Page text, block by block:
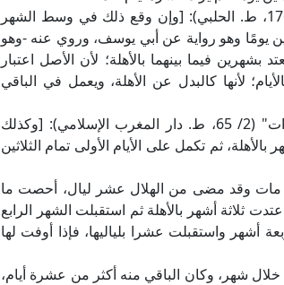
قال العلامة الموصلي الحنفي في "الاختيار لتعليل المختار" (3/ 176، ط. الحلبي): [وإن وقع ذلك في وسط الشهر
يومًا وهو رواية عن أبي يوسف، وروي عنه -وهو
فيما بينهما بالأهلة؛ لأن الأصل اعتبار
لأنها كالبدل عن الأهلة، ويعمل في الباقي
وقال العلامة ابن أبي زيد القيرواني المالكي في "النَّوادر والزِّيادات" (2/ 65، ط. دار المغرب الإسلامي): [وكذلك
ثم تكمل على الأيام الأولى تمام الثلاثين
ط. دار المعرفة): [وإن مات وقد مضى من الهلال عشر ليال، أحصت ما
ثلاثة أشهر بالأهلة ثم استقبلت الشهر الرابع
أشهر واستقبلت عشرا بلياليها، فإذا أوفت لها
الطالبين" (8/ 399): [فإن مات في خلال شهر، وكان الباقي منه أكثر من عشرة أيام،